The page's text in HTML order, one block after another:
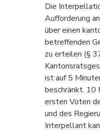
Die
Aufforderung
über einen
betreffenden
zu erteilen (§
ist auf 5
beschränkt. 10
ersten Voten
und des
Interpellant